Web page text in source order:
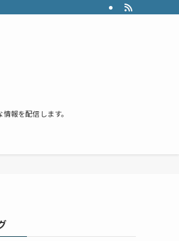
報を配信します。